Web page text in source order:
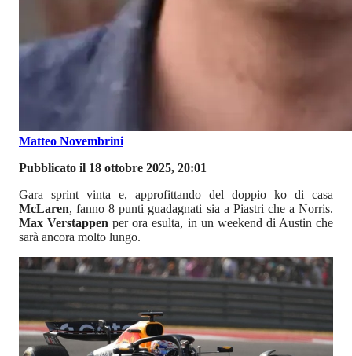
Matteo Novembrini
Pubblicato il 18 ottobre 2025, 20:01
Gara sprint vinta e, approfittando del doppio ko di casa
McLaren, fanno 8 punti guadagnati sia a Piastri che a Norris.
Max Verstappen per ora esulta, in un weekend di Austin che
sarà ancora molto lungo.